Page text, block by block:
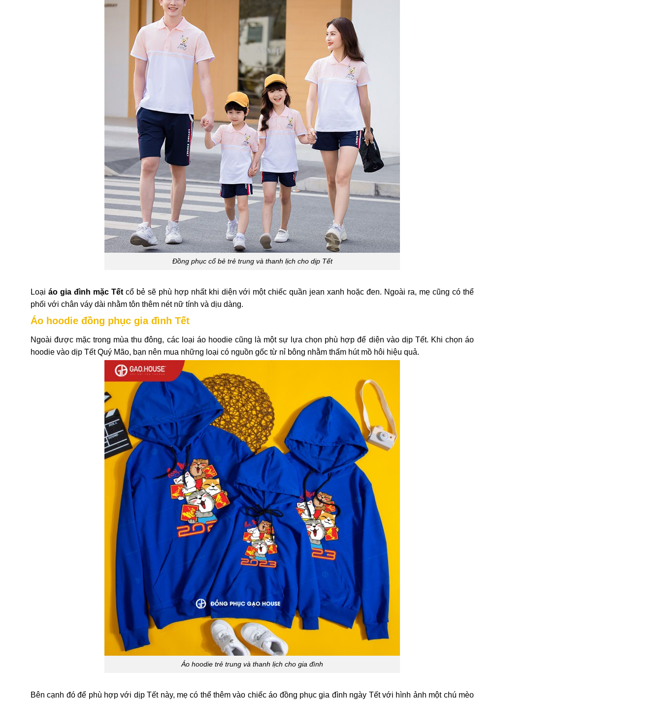
Đồng phục cổ bẻ trẻ trung và thanh lịch cho dịp Tết
Loại áo gia đình mặc Tếtcổ bẻ sẽ phù hợp nhất khi diện với một chiếc quần jean xanh hoặc đen. Ngoài ra, mẹ cũng có thể
phối với chân váy dài nhằm tôn thêm nét nữ tính và dịu dàng.
Áo hoodie đồng phục gia đình Tết
Ngoài được mặc trong mùa thu đông, các loại áo hoodie cũng là một sự lựa chọn phù hợp để diện vào dịp Tết. Khi chọn áo
hoodie vào dịp Tết Quý Mão, bạn nên mua những loại có nguồn gốc từ nỉ bông nhằm thấm hút mồ hôi hiệu quả.
Áo hoodie trẻ trung và thanh lịch cho gia đình
Bên cạnh đó để phù hợp với dịp Tết này, mẹ có thể thêm vào chiếc áo đồng phục gia đình ngày Tết với hình ảnh một chú mèo